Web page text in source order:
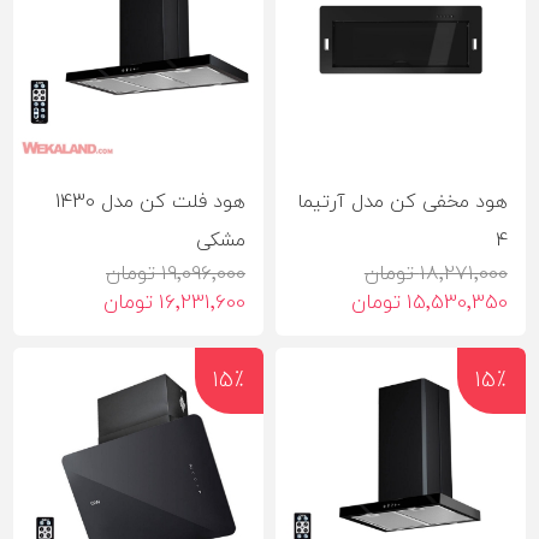
هود مخفی کن مدل آرتیما
4
18٬271٬000 تومان
15٬530٬350 تومان
هود فلت کن مدل 1430
مشکی
19٬096٬000 تومان
16٬231٬600 تومان
15٪ 15٪